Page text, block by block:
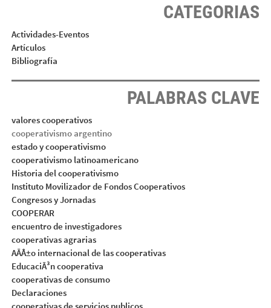
CATEGORIAS
Actividades-Eventos
Artículos
Bibliografía
PALABRAS CLAVE
valores cooperativos
cooperativismo argentino
estado y cooperativismo
cooperativismo latinoamericano
Historia del cooperativismo
Instituto Movilizador de Fondos Cooperativos
Congresos y Jornadas
COOPERAR
encuentro de investigadores
cooperativas agrarias
AÃÂ±o internacional de las cooperativas
EducaciÃ³n cooperativa
cooperativas de consumo
Declaraciones
cooperativas de servicios publicos